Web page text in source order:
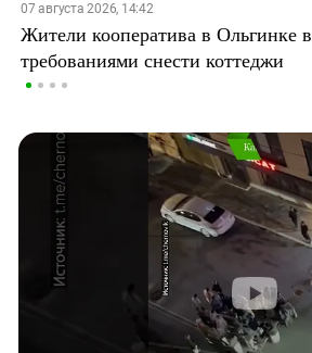
07 августа 2026, 14:42
Жители кооператива в Ольгинке
требованиями снести коттеджи